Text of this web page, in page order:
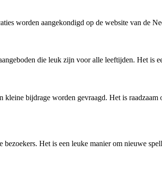
worden aangekondigd op de website van de
die leuk zijn voor alle leeftijden. Het is
bijdrage worden gevraagd. Het is
Het is een leuke manier om nieuwe